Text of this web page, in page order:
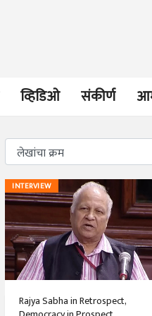
व्हिडिओ संकीर्ण
INTERVIEW
Rajya Sabha in Retrospect,
व्यक्तिवेध
मूर्त दृश्याला
देणारा चित्रकार
सोमनाथ
17 Jul 2026
भाषण
ज्येष्ठांचा
रुग्णशुश्रूषा :
डॉ. दिलीप शिंदे